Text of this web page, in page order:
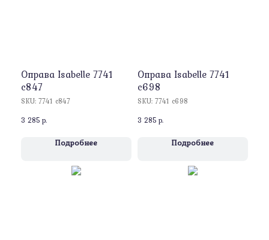
Оправa Isabelle 7741
c847
SKU: 7741 c847
3 285 р.
Подробнее
Оправa Isabelle 7741
c698
SKU: 7741 c698
3 285 р.
Подробнее